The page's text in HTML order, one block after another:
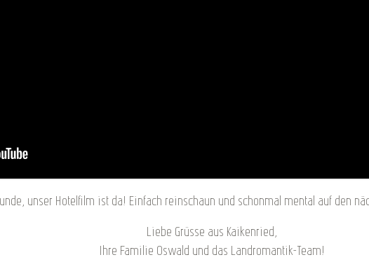
unser Hotelfilm ist da! Einfach reinschaun und schonmal mental auf den
Liebe Grüsse aus Kaikenried,
Ihre Familie Oswald und das Landromantik-Team!